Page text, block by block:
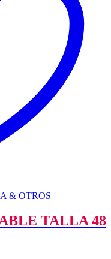
& OTROS
TALLA 48